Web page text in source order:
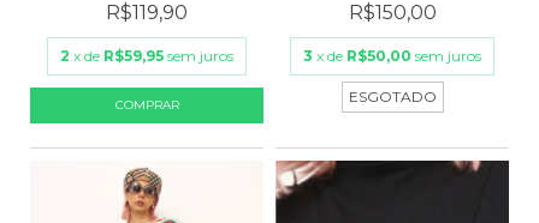
R$119,90
2 x de R$59,95 sem juros
R$150,00
3 x de R$50,00 sem juros
ESGOTADO